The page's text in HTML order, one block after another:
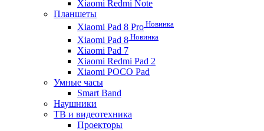
Xiaomi Redmi Note
Планшеты
Xiaomi Pad 8 Pro Новинка
Xiaomi Pad 8 Новинка
Xiaomi Pad 7
Xiaomi Redmi Pad 2
Xiaomi POCO Pad
Умные часы
Smart Band
Наушники
ТВ и видеотехника
Проекторы